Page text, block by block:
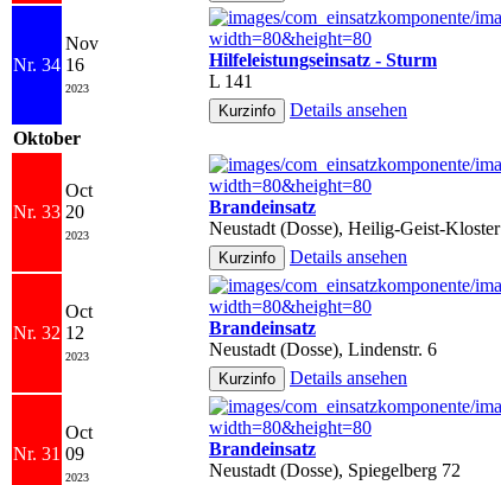
Nr. 34
Nov
16
2023
Hilfeleistungseinsatz - Sturm
L 141
Details ansehen
Oktober
Nr. 33
Oct
20
2023
Brandeinsatz
Neustadt (Dosse), Heilig-Geist-Kloster
Details ansehen
Nr. 32
Oct
12
2023
Brandeinsatz
Neustadt (Dosse), Lindenstr. 6
Details ansehen
Nr. 31
Oct
09
2023
Brandeinsatz
Neustadt (Dosse), Spiegelberg 72